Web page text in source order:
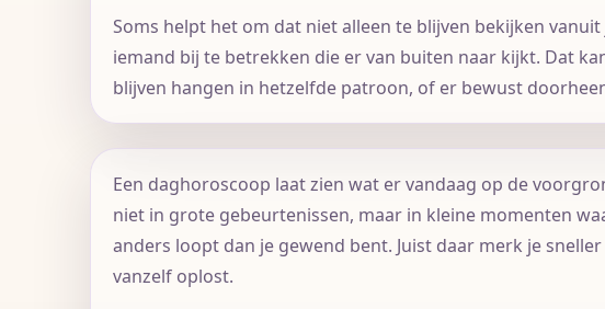
Soms helpt het om dat niet alleen te blijven bekijken
iemand bij te betrekken die er van buiten naar kijkt. Dat
blijven hangen in hetzelfde patroon, of er bewust
Een daghoroscoop laat zien wat er vandaag op de
niet in grote gebeurtenissen, maar in kleine momenten
anders loopt dan je gewend bent. Juist daar merk je
vanzelf oplost.